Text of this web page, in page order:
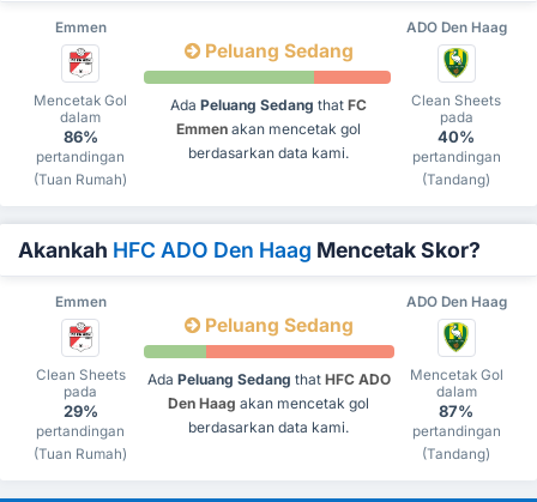
Emmen ADO Den Haag
Mencetak Gol
dalam
86%
pertandingan
(Tuan Rumah)
Peluang Sedang
Ada Peluang Sedang that FC
Emmen akan mencetak gol
berdasarkan data kami.
Clean Sheets
pada
40%
pertandingan
(Tandang)
Akankah HFC ADO Den Haag Mencetak Skor?
Emmen ADO Den Haag
Clean Sheets
pada
29%
pertandingan
(Tuan Rumah)
Peluang Sedang
Ada Peluang Sedang that HFC ADO
Den Haag akan mencetak gol
berdasarkan data kami.
Mencetak Gol
dalam
87%
pertandingan
(Tandang)